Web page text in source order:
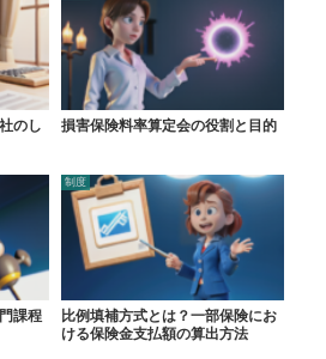
のし
損害保険料率算定会の役割と目的
課程
制度
比例填補方式とは？一部保険にお
ける保険金支払額の算出方法